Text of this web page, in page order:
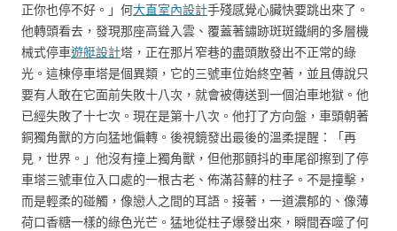
正你也停不好。」何大直室內設計手殘感覺心臟快要跳出來了。
他轉頭看去，發現那座高聳入雲、覆蓋著鏽跡斑斑鐵網的多層機
械式停車遊艇設計塔，正在那片窄巷的盡頭散發出不正常的綠
光。這棟停車塔是個異類，它的三號車位始終空著，並且傳說只
要有人敢在它面前失敗十八次，就會被傳送到一個泊車地獄。他
已經失敗了十七次。現在是第十八次。他打了方向盤，車頭朝著
銅獨角獸的方向猛地偏轉。後視鏡發出最後的溫柔提醒：「再
見，世界。」他沒有撞上獨角獸，但他那顫抖的車尾卻擦到了停
車塔三號車位入口處的一根古老、佈滿苔蘚的柱子。不是撞擊，
而是輕柔的碰觸，像戀人之間的耳語。接著，一道濃郁的、像薄
荷口香糖一樣的綠色光芒。猛地從柱子爆發出來，瞬間吞噬了何